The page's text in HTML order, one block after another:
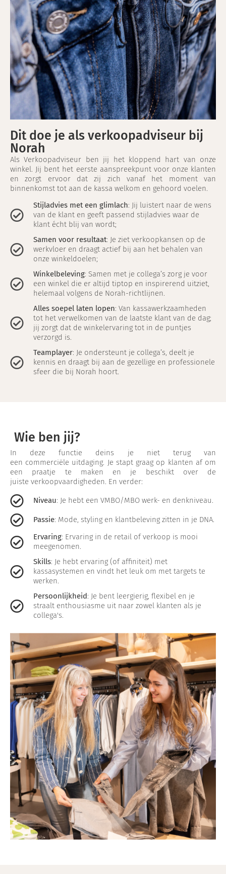
Dit doe je als verkoopadviseur bij
Norah
Als Verkoopadviseur ben jij het kloppend hart van onze
winkel. Jij bent het eerste aanspreekpunt voor onze klanten
en zorgt ervoor dat zij zich vanaf het moment van
binnenkomst tot aan de kassa welkom en gehoord voelen.
Stijladvies met een glimlach: Jij luistert naar de wens
van de klant en geeft passend stijladvies waar de
klant écht blij van wordt;
Samen voor resultaat: Je ziet verkoopkansen op de
werkvloer en draagt actief bij aan het behalen van
onze winkeldoelen;
Winkelbeleving: Samen met je collega’s zorg je voor
een winkel die er altijd tiptop en inspirerend uitziet,
helemaal volgens de Norah-richtlijnen.
Alles soepel laten lopen: Van kassawerkzaamheden
tot het verwelkomen van de laatste klant van de dag;
jij zorgt dat de winkelervaring tot in de puntjes
verzorgd is.
Teamplayer: Je ondersteunt je collega’s, deelt je
kennis en draagt bij aan de gezellige en professionele
sfeer die bij Norah hoort.
Wie ben jij?
In deze functie deins je niet terug van
een commerciële uitdaging. Je stapt graag op klanten af om
een praatje te maken en je beschikt over de
juiste verkoopvaardigheden. En verder:
Niveau: Je hebt een VMBO/MBO werk- en denkniveau.
Passie: Mode, styling en klantbeleving zitten in je DNA.
Ervaring: Ervaring in de retail of verkoop is mooi
meegenomen.
Skills: Je hebt ervaring (of affiniteit) met
kassasystemen en vindt het leuk om met targets te
werken.
Persoonlijkheid: Je bent leergierig, flexibel en je
straalt enthousiasme uit naar zowel klanten als je
collega's.